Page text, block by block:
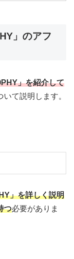
」のアフ
」を紹介して
いて説明します。
」を詳しく説明
つ必要がありま